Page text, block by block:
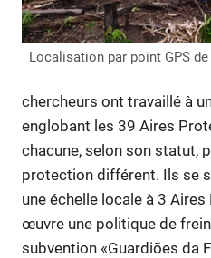
Localisation par point GPS
chercheurs ont travaillé à
englobant les 39 Aires
chacune, selon son statut,
protection différent. Ils se
une échelle locale à 3
œuvre une politique de
subvention «Guardiões da